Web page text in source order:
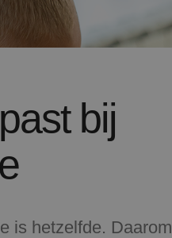
bij
is hetzelfde. Daarom